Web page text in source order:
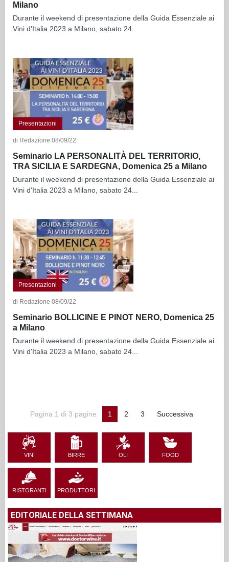
Milano
Durante il weekend di presentazione della Guida Essenziale ai
Vini d'Italia 2023 a Milano, sabato 24...
Presentazioni
di Redazione 08/09/22
Seminario LA PERSONALITÀ DEL TERRITORIO,
TRA SICILIA E SARDEGNA, Domenica 25 a Milano
Durante il weekend di presentazione della Guida Essenziale ai
Vini d'Italia 2023 a Milano, sabato 24...
Presentazioni
di Redazione 08/09/22
Seminario BOLLICINE E PINOT NERO, Domenica 25
a Milano
Durante il weekend di presentazione della Guida Essenziale ai
Vini d'Italia 2023 a Milano, sabato 24...
Pagina 1 di 3 pagine 1 2 3 Successiva
VINI BIRRE OLI FOOD
RISTORANTI PRODUTTORI
EDITORIALE DELLA SETTIMANA